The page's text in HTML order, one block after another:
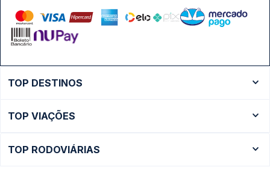
TOP DESTINOS
Ônibus São Paulo
TOP VIAÇÕES
TOP RODOVIÁRIAS